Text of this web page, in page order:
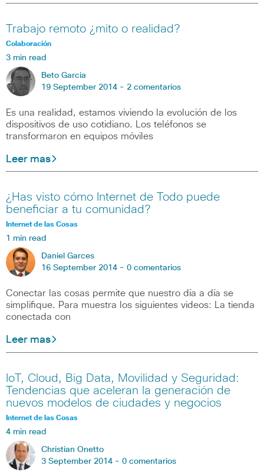
Trabajo remoto ¿mito o realidad?
Colaboración
3 min read
Beto Garcia
19 September 2014 - 2 comentarios
Es una realidad, estamos viviendo la evolución de los
dispositivos de uso cotidiano. Los teléfonos se
transformaron en equipos móviles
Leer mas
¿Has visto cómo Internet de Todo puede
beneficiar a tu comunidad?
Internet de las Cosas
1 min read
Daniel Garces
16 September 2014 - 0 comentarios
Conectar las cosas permite que nuestro día a día se
simplifique. Para muestra los siguientes videos: La tienda
conectada con
Leer mas
IoT, Cloud, Big Data, Movilidad y Seguridad:
Tendencias que aceleran la generación de
nuevos modelos de ciudades y negocios
Internet de las Cosas
4 min read
Christian Onetto
3 September 2014 - 0 comentarios